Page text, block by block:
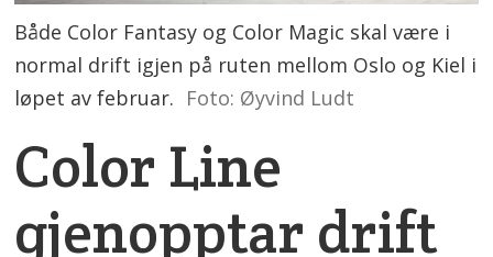
Både Color Fantasy og Color Magic skal være i
normal drift igjen på ruten mellom Oslo og Kiel i
løpet av februar. Foto: Øyvind Ludt
Color Line
gjenopptar drift